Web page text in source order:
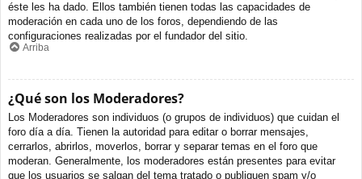
éste les ha dado. Ellos también tienen todas las capacidades de
moderación en cada uno de los foros, dependiendo de las
configuraciones realizadas por el fundador del sitio.
Arriba
¿Qué son los Moderadores?
Los Moderadores son individuos (o grupos de individuos) que cuidan el
foro día a día. Tienen la autoridad para editar o borrar mensajes,
cerrarlos, abrirlos, moverlos, borrar y separar temas en el foro que
moderan. Generalmente, los moderadores están presentes para evitar
que los usuarios se salgan del tema tratado o publiquen spam y/o